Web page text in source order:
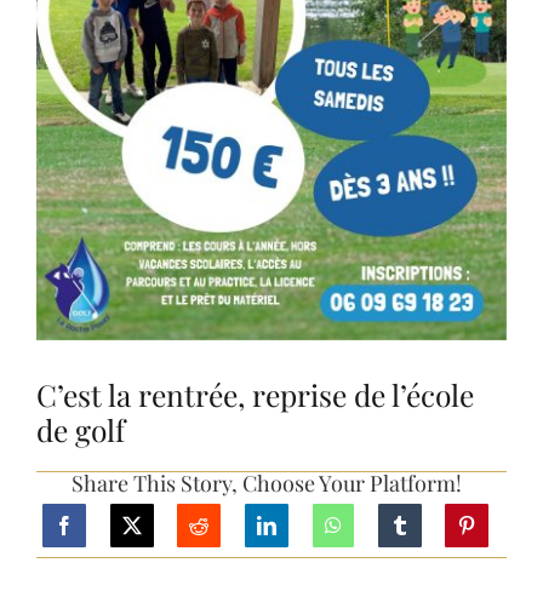
RESERVATIONS
C’est la rentrée, reprise de l’école
de golf
Share This Story, Choose Your Platform!